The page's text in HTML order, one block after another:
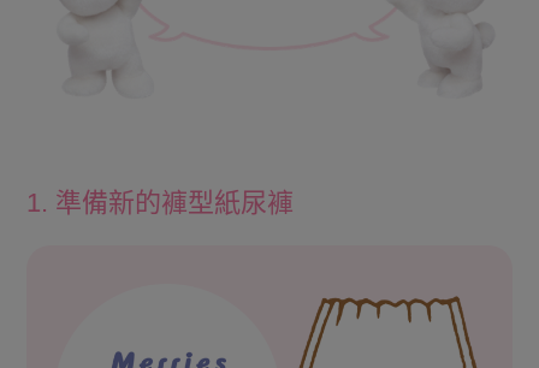
1. 準備新的褲型紙尿褲